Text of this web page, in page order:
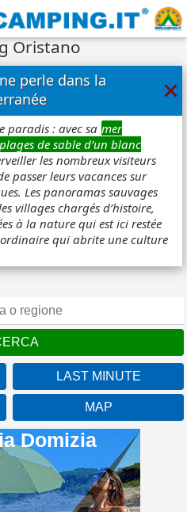
Oristano
perle dans la
×
paradis : avec sa mer
de sable d’un blanc
les nombreux visiteurs
passer leurs vacances sur
Les panoramas sauvages
villages chargés d’histoire,
à la nature qui est ici restée
qui abrite une culture
LAST MINUTE
MAP
Domizia